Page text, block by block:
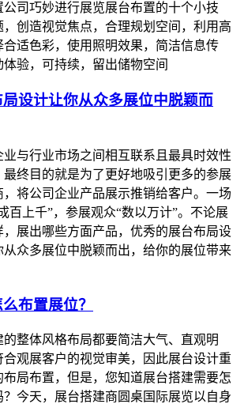
公司巧妙进行展览展台布置的十个小技
创造视觉焦点，合理规划空间，利用高
合适色彩，使用照明效果，简洁信息传
验，可持续，留出储物空间
设计让你从众多展位中脱颖而
业与行业市场之间相互联系且最具时效性
最终目的就是为了更好地吸引更多的参展
，将公司企业产品展示推销给客户。一场
百上千”，参展观众“数以万计”。不论展
，展出哪些方面产品，优秀的展台布局设
从众多展位中脱颖而出，给你的展位带来
布置展位？
的整体风格布局都要简洁大气、直观明
合观展客户的视觉审美，因此展台设计重
局布置，但是，您知道展台搭建需要怎
？今天，展台搭建商圆桌国际展览以自身